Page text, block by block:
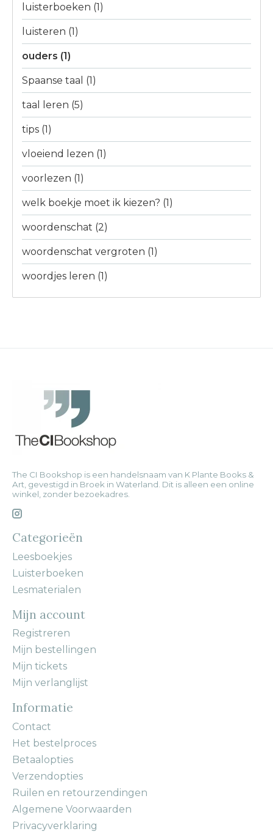
luisterboeken (1)
luisteren (1)
ouders (1)
Spaanse taal (1)
taal leren (5)
tips (1)
vloeiend lezen (1)
voorlezen (1)
welk boekje moet ik kiezen? (1)
woordenschat (2)
woordenschat vergroten (1)
woordjes leren (1)
The CI Bookshop is een handelsnaam van K Plante Books &
Art, gevestigd in Broek in Waterland. Dit is alleen een online
winkel, zonder bezoekadres.
Categorieën
Leesboekjes
Luisterboeken
Lesmaterialen
Mijn account
Registreren
Mijn bestellingen
Mijn tickets
Mijn verlanglijst
Informatie
Contact
Het bestelproces
Betaalopties
Verzendopties
Ruilen en retourzendingen
Algemene Voorwaarden
Privacyverklaring